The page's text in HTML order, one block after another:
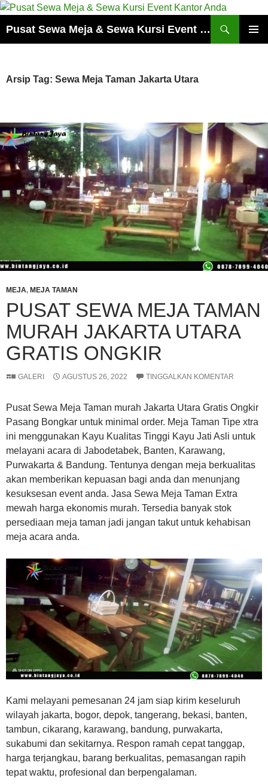
Pusat Sewa Meja & Sewa Kursi Event Kantor Anda
Arsip Tag: Sewa Meja Taman Jakarta Utara
MEJA, MEJA TAMAN
PUSAT SEWA MEJA TAMAN
MURAH JAKARTA UTARA
GRATIS ONGKIR
GALERI AGUSTUS 26, 2022 TINGGALKAN KOMENTAR
Pusat Sewa Meja Taman murah Jakarta Utara Gratis Ongkir
Pasang Bongkar untuk minimal order. Meja Taman Tipe xtra
ini menggunakan Kayu Kualitas Tinggi Kayu Jati Asli untuk
melayani acara di Jabodetabek, Banten, Karawang,
Purwakarta & Bandung. Tentunya dengan meja berkualitas
akan memberikan kepuasan bagi anda dan menunjang
kesuksesan event anda. Jasa Sewa Meja Taman Extra
mewah harga ekonomis murah. Tersedia banyak stok
persediaan meja taman jadi jangan takut untuk kehabisan
meja acara anda.
Kami melayani pemesanan 24 jam siap kirim keseluruh
wilayah jakarta, bogor, depok, tangerang, bekasi, banten,
tambun, cikarang, karawang, bandung, purwakarta,
sukabumi dan sekitarnya. Respon ramah cepat tanggap,
harga terjangkau, barang berkualitas, pemasangan rapih
tepat waktu, profesional dan berpengalaman.